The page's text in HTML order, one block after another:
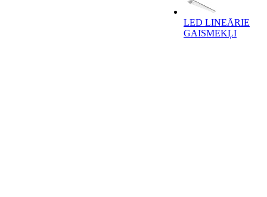
LED LINEĀRIE
GAISMEKĻI